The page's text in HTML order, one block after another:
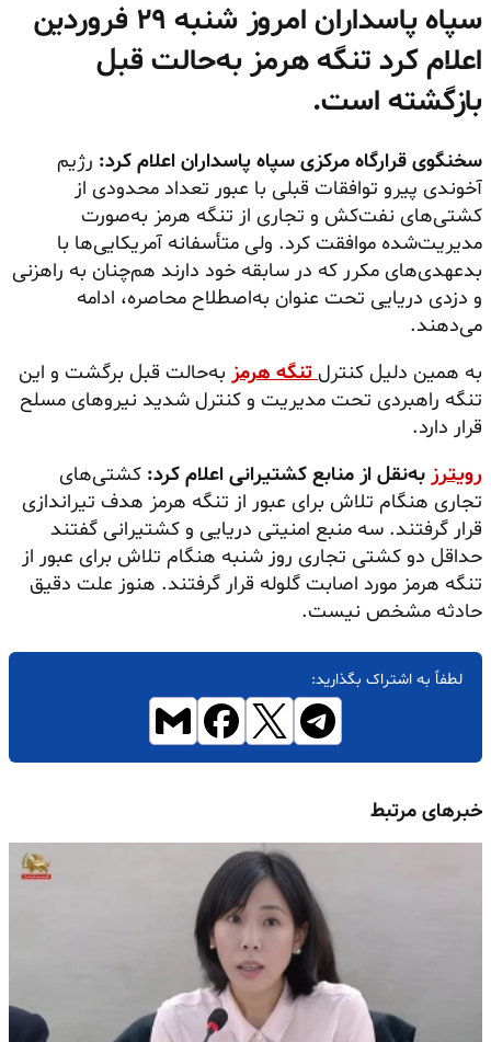
سپاه پاسداران امروز شنبه ۲۹ فروردین
اعلام کرد تنگه هرمز به‌حالت قبل
بازگشته است.
سخنگوی قرارگاه مرکزی سپاه پاسداران اعلام کرد: رژیم
آخوندی پیرو توافقات قبلی با عبور تعداد محدودی از
کشتی‌های نفت‌کش و تجاری از تنگه هرمز به‌صورت
مدیریت‌شده موافقت کرد. ولی متأسفانه آمریکایی‌ها با
بدعهدی‌های مکرر که در سابقه خود دارند هم‌چنان به راهزنی
و دزدی دریایی تحت عنوان به‌اصطلاح محاصره، ادامه
می‌دهند.
به همین دلیل کنترلتنگه هرمز به‌حالت قبل برگشت و این
تنگه راهبردی تحت مدیریت و کنترل شدید نیروهای مسلح
قرار دارد.
رویترز به‌نقل از منابع کشتیرانی اعلام کرد: کشتی‌های
تجاری هنگام تلاش برای عبور از تنگه هرمز هدف تیراندازی
قرار گرفتند. سه منبع امنیتی دریایی و کشتیرانی گفتند
حداقل دو کشتی تجاری روز شنبه هنگام تلاش برای عبور از
تنگه هرمز مورد اصابت گلوله قرار گرفتند. هنوز علت دقیق
حادثه مشخص نیست.
لطفاً به اشتراک بگذارید:
خبرهای مرتبط